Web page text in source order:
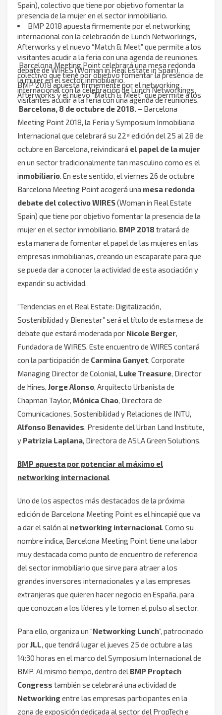
Spain), colectivo que tiene por objetivo fomentar la
presencia de la mujer en el sector inmobiliario.
BMP 2018 apuesta firmemente por el networking
internacional con la celebración de Lunch Networkings,
Afterworks y el nuevo “Match & Meet” que permite a los
visitantes acudir a la feria con una agenda de reuniones.
Barcelona Meeting Point celebrará una mesa redonda
debate de WIRES (Woman in Real Estate in Spain),
colectivo que tiene por objetivo fomentar la presencia de
la mujer en el sector inmobiliario.
BMP 2018 apuesta firmemente por el networking
internacional con la celebración de Lunch Networkings,
Afterworks y el nuevo “Match & Meet” que permite a los
visitantes acudir a la feria con una agenda de reuniones.
Barcelona, 8 de octubre de 2018. – Barcelona
Meeting Point 2018, la Feria y Symposium Inmobiliaria
Internacional que celebrará su 22ª edición del 25 al 28 de
octubre en Barcelona, reivindicará el papel de la mujer
en un sector tradicionalmente tan masculino como es el
inmobiliario. En este sentido, el viernes 26 de octubre
Barcelona Meeting Point acogerá una mesa redonda
debate del colectivo WIRES(Woman in Real Estate
Spain) que tiene por objetivo fomentar la presencia de la
mujer en el sector inmobiliario. BMP 2018 tratará de
esta manera de fomentar el papel de las mujeres en las
empresas inmobiliarias, creando un escaparate para que
se pueda dar a conocer la actividad de esta asociación y
expandir su actividad.
“Tendencias en el Real Estate: Digitalización,
Sostenibilidad y Bienestar” será el título de esta mesa de
debate que estará moderada por Nicole Berger,
Fundadora de WIRES. Este encuentro de WIRES contará
con la participación de Carmina Ganyet, Corporate
Managing Director de Colonial, Luke Treasure, Director
de Hines, Jorge Alonso, Arquitecto Urbanista de
Chapman Taylor, Mónica Chao, Directora de
Comunicaciones, Sostenibilidad y Relaciones de INTU,
Alfonso Benavides, Presidente del Urban Land Institute,
y Patrizia Laplana, Directora de ASLA Green Solutions.
BMP apuesta por potenciar al máximo el
networking internacional
Uno de los aspectos más destacados de la próxima
edición de Barcelona Meeting Point es el hincapié que va
a dar el salón al networking internacional. Como su
nombre indica, Barcelona Meeting Point tiene una labor
muy destacada como punto de encuentro de referencia
del sector inmobiliario que sirve para atraer a los
grandes inversores internacionales y a las empresas
extranjeras que quieren hacer negocio en España, para
que conozcan a los líderes y le tomen el pulso al sector.
Para ello, organiza un “Networking Lunch”, patrocinado
porJLL, que tendrá lugar el jueves 25 de octubre a las
14:30 horas en el marco del Symposium Internacional de
BMP. Al mismo tiempo, dentro delBMP Proptech
Congress también se celebrará una actividad de
Networkingentre las empresas participantes en la
zona de exposición dedicada al sector del PropTech e